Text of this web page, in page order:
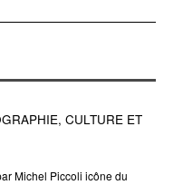
CULTURE ET
Michel Piccoli icône du